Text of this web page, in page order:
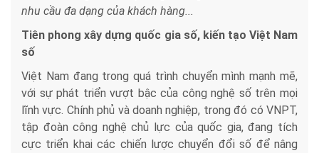
nhu cầu đa dạng của khách hàng...
Tiên phong xây dựng quốc gia số, kiến tạo Việt Nam
số
Việt Nam đang trong quá trình chuyển mình mạnh mẽ,
với sự phát triển vượt bậc của công nghệ số trên mọi
lĩnh vực. Chính phủ và doanh nghiệp, trong đó có VNPT,
tập đoàn công nghệ chủ lực của quốc gia, đang tích
cực triển khai các chiến lược chuyển đổi số để nâng